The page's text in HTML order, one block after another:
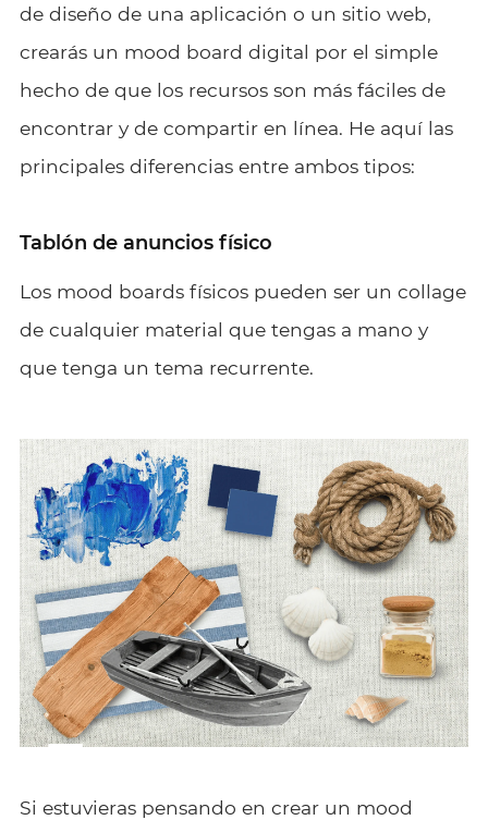
de diseño de una aplicación o un sitio web,
crearás un mood board digital por el simple
hecho de que los recursos son más fáciles de
encontrar y de compartir en línea. He aquí las
principales diferencias entre ambos tipos:
Tablón de anuncios físico
Los mood boards físicos pueden ser un collage
de cualquier material que tengas a mano y
que tenga un tema recurrente.
Si estuvieras pensando en crear un mood